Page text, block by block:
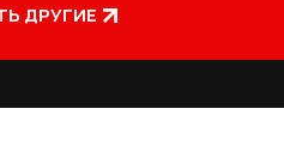
ДРУГИЕ